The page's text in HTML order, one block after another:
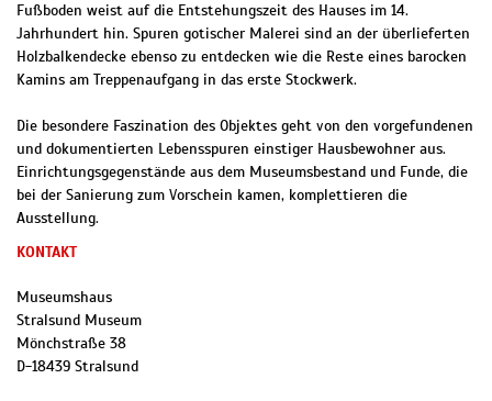
Fußboden weist auf die Entstehungszeit des Hauses im 14.
Jahrhundert hin. Spuren gotischer Malerei sind an der überlieferten
Holzbalkendecke ebenso zu entdecken wie die Reste eines barocken
Kamins am Treppenaufgang in das erste Stockwerk.
Die besondere Faszination des Objektes geht von den vorgefundenen
und dokumentierten Lebensspuren einstiger Hausbewohner aus.
Einrichtungsgegenstände aus dem Museumsbestand und Funde, die
bei der Sanierung zum Vorschein kamen, komplettieren die
Ausstellung.
KONTAKT
Museumshaus
Stralsund Museum
Mönchstraße 38
D-18439 Stralsund